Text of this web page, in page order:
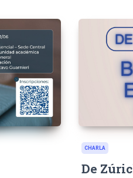
CHARLA
De